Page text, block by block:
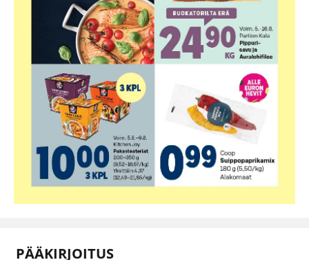
PÄÄKIRJOITUS